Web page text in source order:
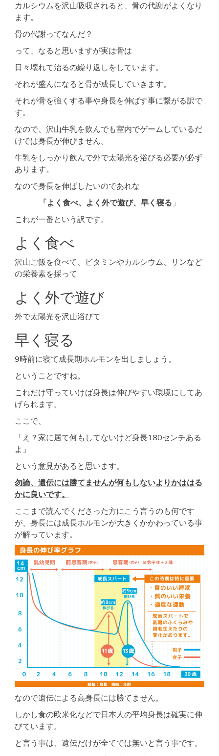
カルシウムを沢山吸収されると、骨の代謝がよくなり
ます。
骨の代謝ってなんだ？
って、なると思いますが実は骨は
日々壊れて治るの繰り返しをしています。
それが盛んになると骨が成長していきます。
それが骨を強くする事や身長を伸ばす事に繋がる訳で
す。
なので、沢山牛乳を飲んでも室内でゲームしているだ
けでは身長が伸びません。
牛乳をしっかり飲んで外で太陽光を浴びる必要が必ず
あります。
なので身長を伸ばしたいのであれな
「よく食べ、よく外で遊び、早く寝る 」
これが一番という訳です。
よく食べ
沢山ご飯を食べて、ビタミンやカルシウム、リンなど
の栄養素を採って
よく外で遊び
外で太陽光を沢山浴びて
早く寝る
9時前に寝て成長期ホルモンを出しましょう。
ということですね。
これだけ守っていけば身長は伸びやすい環境にしてあ
げられます。
ここで、
「え？家に居て何もしてないけど身長180センチある
よ」
という意見があると思います。
勿論、遺伝には勝てませんが何もしないよりかははる
かに良いです。
ここまで読んでくださった方にこう言うのも何です
が、身長には成長ホルモンが大きくかかわっている事
が解っています。
なので遺伝による高身長には勝てません。
しかし食の欧米化などで日本人の平均身長は確実に伸
びています。
と言う事は、遺伝だけが全てでは無いと言う事です。